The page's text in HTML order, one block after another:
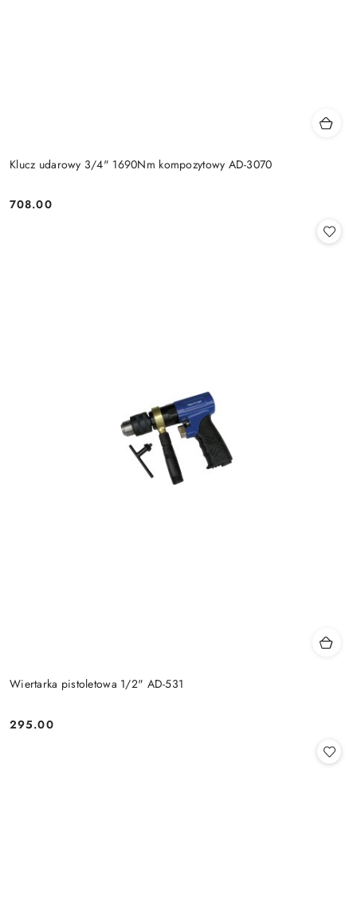
Klucz udarowy 3/4" 1690Nm kompozytowy AD-3070
Cena:
708.00
Wiertarka pistoletowa 1/2" AD-531
Cena:
295.00